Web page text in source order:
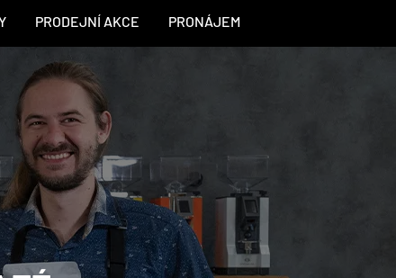
PRODEJNÍ AKCE PRONÁJEM